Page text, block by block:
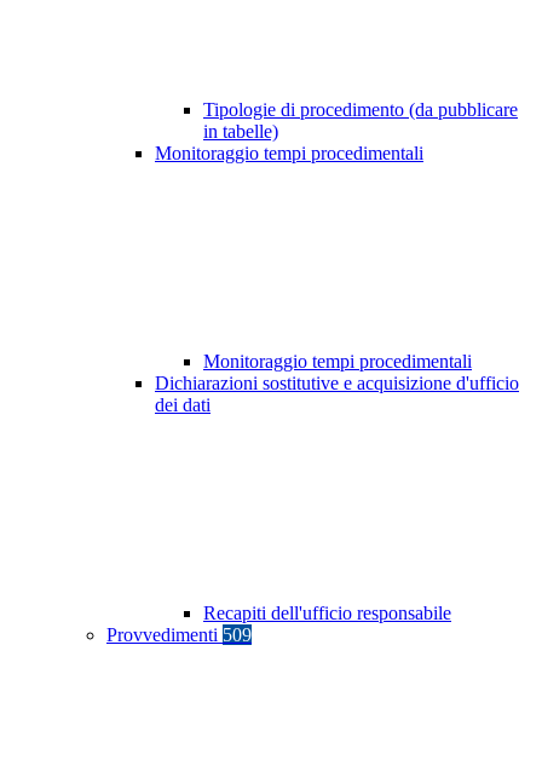
Tipologie di procedimento (da pubblicare
in tabelle)
Monitoraggio tempi procedimentali
Monitoraggio tempi procedimentali
Dichiarazioni sostitutive e acquisizione d'ufficio
dei dati
Recapiti dell'ufficio responsabile
Provvedimenti 509